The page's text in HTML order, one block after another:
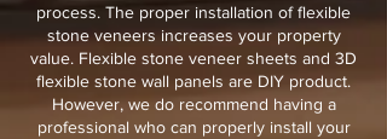
process. The proper installation of flexible
stone veneers increases your property
value. Flexible stone veneer sheets and 3D
flexible stone wall panels are DIY product.
However, we do recommend having a
professional who can properly install your